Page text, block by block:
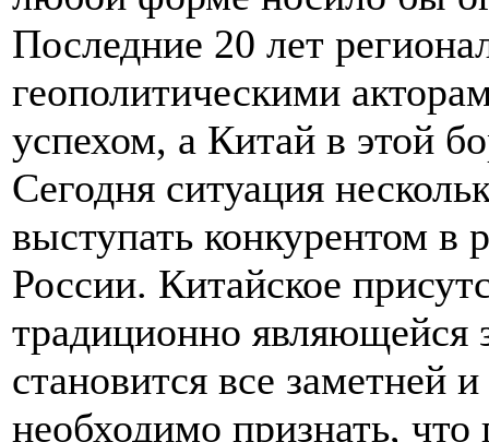
Последние 20 лет
геополитическими
успехом, а Китай в этой
Сегодня ситуация
выступать конкурентом в
России. Китайское
традиционно являющейся
становится все заметней
необходимо признать, что